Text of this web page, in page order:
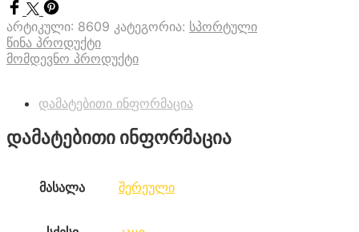
არტიკული: 8609 კატეგორია: სპორტული
წინა პროდუქტი
მომდევნო პროდუქტი
დამატებითი ინფორმაცია
დამატებითი ინფორმაცია
მასალა შერეული